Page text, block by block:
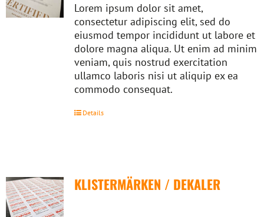
Lorem ipsum dolor sit amet,
consectetur adipiscing elit, sed do
eiusmod tempor incididunt ut labore et
dolore magna aliqua. Ut enim ad minim
veniam, quis nostrud exercitation
ullamco laboris nisi ut aliquip ex ea
commodo consequat.
Details
KLISTERMÄRKEN / DEKALER